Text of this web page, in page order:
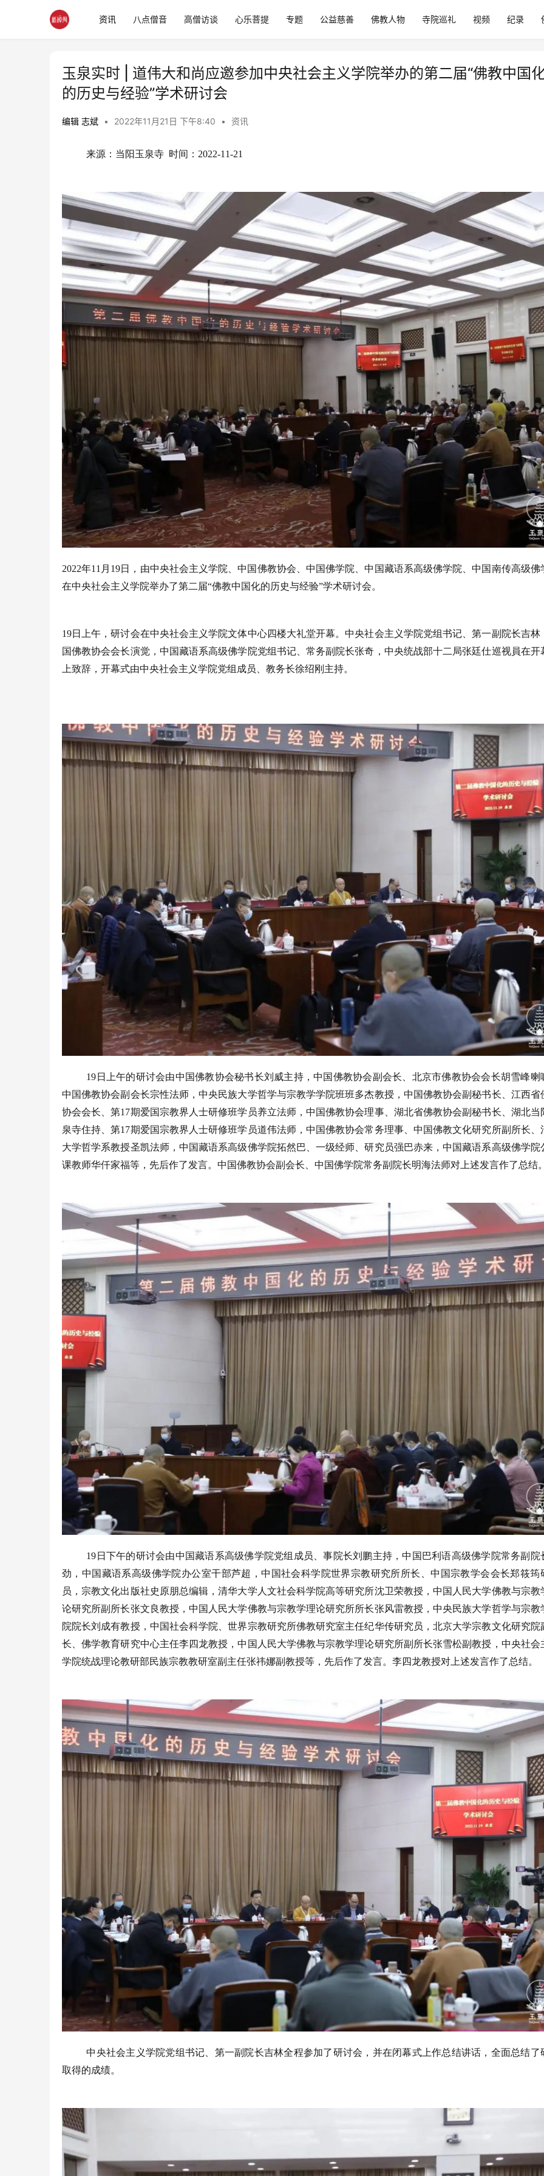
资讯 八点僧音 高僧访谈 心乐菩提 专题 公益慈善 佛教人物 寺院巡礼 视频 纪录
玉泉实时 | 道伟大和尚应邀参加中央社会主义学院举办的第二届“佛教中国
的历史与经验”学术研讨会
编辑 志斌 • 2022年11月21日 下午8:40 • 资讯
来源：当阳玉泉寺  时间：2022-11-21
2022年11月19日，由中央社会主义学院、中国佛教协会、中国佛学院、中国藏语系高级佛学院、中国南传高级佛
在中央社会主义学院举办了第二届“佛教中国化的历史与经验”学术研讨会。
19日上午，研讨会在中央社会主义学院文体中心四楼大礼堂开幕。中央社会主义学院党组书记、第一副院长吉林
国佛教协会会长演觉，中国藏语系高级佛学院党组书记、常务副院长张奇，中央统战部十二局张廷仕巡视員在开
上致辞，开幕式由中央社会主义学院党组成员、教务长徐绍刚主持。
19日上午的研讨会由中国佛教协会秘书长刘威主持，中国佛教协会副会长、北京市佛教协会会长胡雪峰喇
中国佛教协会副会长宗性法师，中央民族大学哲学与宗教学学院班班多杰教授，中国佛教协会副秘书长、江西省
协会会长、第17期爱国宗教界人士研修班学员养立法师，中国佛教协会理事、湖北省佛教协会副秘书长、湖北当
泉寺住持、第17期爱国宗教界人士研修班学员道伟法师，中国佛教协会常务理事、中国佛教文化研究所副所长、
大学哲学系教授圣凯法师，中国藏语系高级佛学院拓然巴、一级经师、研究员强巴赤来，中国藏语系高级佛学院
课教师华仟家福等，先后作了发言。中国佛教协会副会长、中国佛学院常务副院长明海法师对上述发言作了总结
19日下午的研讨会由中国藏语系高级佛学院党组成员、事院长刘鹏主持，中国巴利语高级佛学院常务副院
劲，中国藏语系高级佛学院办公室干部芦超，中国社会科学院世界宗教研究所所长、中国宗教学会会长郑筱筠
员，宗教文化出版社史原朋总编辑，清华大学人文社会科学院高等研究所沈卫荣教授，中国人民大学佛教与宗教
论研究所副所长张文良教授，中国人民大学佛教与宗教学理论研究所所长张风雷教授，中央民族大学哲学与宗教
院院长刘成有教授，中国社会科学院、世界宗教研究所佛教研究室主任纪华传研究员，北京大学宗教文化研究院
长、佛学教育研究中心主任李四龙教授，中国人民大学佛教与宗教学理论研究所副所长张雪松副教授，中央社会
学院统战理论教研部民族宗教教研室副主任张祎娜副教授等，先后作了发言。李四龙教授对上述发言作了总结。
中央社会主义学院党组书记、第一副院长吉林全程参加了研讨会，并在闭幕式上作总结讲话，全面总结了
取得的成绩。